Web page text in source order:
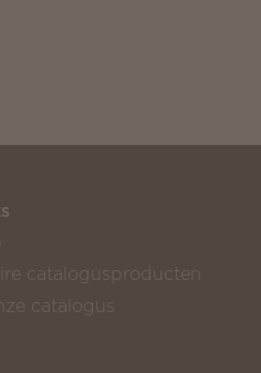
catalogusproducten
catalogus